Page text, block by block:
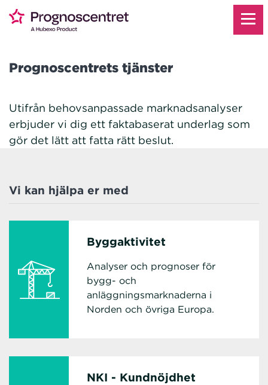
Prognoscentrets tjänster
Utifrån behovsanpassade marknadsanalyser
erbjuder vi dig ett faktabaserat underlag som
gör det lätt att fatta rätt beslut.
Vi kan hjälpa er med
Byggaktivitet
Analyser och prognoser för
bygg- och
anläggningsmarknaderna i
Norden och övriga Europa.
NKI - Kundnöjdhet